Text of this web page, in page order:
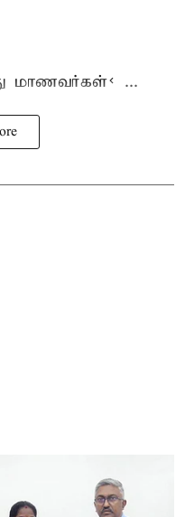
மாணவர்கள்< ...